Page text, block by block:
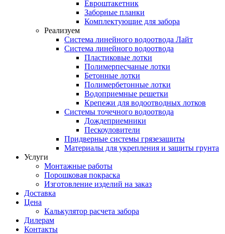
Евроштакетник
Заборные планки
Комплектующие для забора
Реализуем
Система линейного водоотвода Лайт
Система линейного водоотвода
Пластиковые лотки
Полимерпесчаные лотки
Бетонные лотки
Полимербетонные лотки
Водоприемные решетки
Крепежи для водоотводных лотков
Системы точечного водоотвода
Дождеприемники
Пескоуловители
Придверные системы грязезащиты
Материалы для укрепления и защиты грунта
Услуги
Монтажные работы
Порошковая покраска
Изготовление изделий на заказ
Доставка
Цена
Калькулятор расчета забора
Дилерам
Контакты